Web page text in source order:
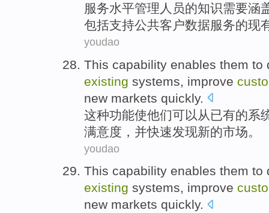
服务水平管理人员的知识需要涵
包括支持公共客户数据服务的现
youdao
This capability enables them to
existing systems improve
new markets quickly.
这种功能使他们可以 从 已有的系
满意度 ， 并快速发现新的市场 。
youdao
This capability enables them to
existing systems, improve
new markets quickly.